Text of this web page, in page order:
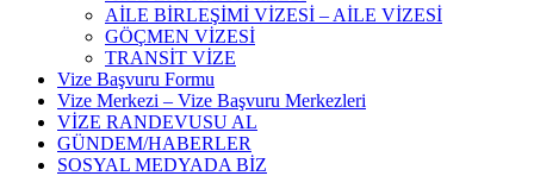
AİLE BİRLEŞİMİ VİZESİ – AİLE VİZESİ
GÖÇMEN VİZESİ
TRANSİT VİZE
Vize Başvuru Formu
Vize Merkezi – Vize Başvuru Merkezleri
VİZE RANDEVUSU AL
GÜNDEM/HABERLER
SOSYAL MEDYADA BİZ